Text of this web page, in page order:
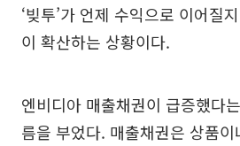
‘빚투’가 언제 수익으로 이어질
이 확산하는 상황이다.
엔비디아 매출채권이 급증했다
름을 부었다. 매출채권은 상품